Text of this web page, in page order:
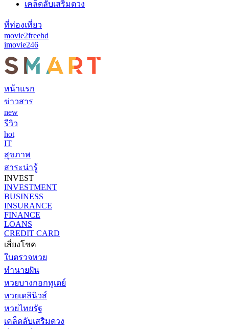
เคล็ดลับเสริมดวง
ที่ท่องเที่ยว
movie2freehd
imovie246
หน้าแรก
ข่าวสาร
new
รีวิว
hot
IT
สุขภาพ
สาระน่ารู้
INVEST
INVESTMENT
BUSINESS
INSURANCE
FINANCE
LOANS
CREDIT CARD
เสี่ยงโชค
ใบตรวจหวย
ทำนายฝัน
หวยบางกอกทูเดย์
หวยเดลินิวส์
หวยไทยรัฐ
เคล็ดลับเสริมดวง